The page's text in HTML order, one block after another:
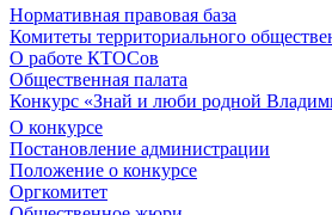
Нормативная правовая база
Комитеты территориального
О работе КТОСов
Общественная палата
Конкурс «Знай и люби родной
О конкурсе
Постановление администрации
Положение о конкурсе
Оргкомитет